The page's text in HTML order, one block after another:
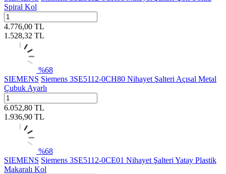
Spiral Kol
4.776,00 TL
1.528,32 TL
%68
SIEMENS Siemens 3SE5112-0CH80 Nihayet Şalteri Açısal Metal
Çubuk Ayarlı
6.052,80 TL
1.936,90 TL
%68
SIEMENS Siemens 3SE5112-0CE01 Nihayet Şalteri Yatay Plastik
Makaralı Kol